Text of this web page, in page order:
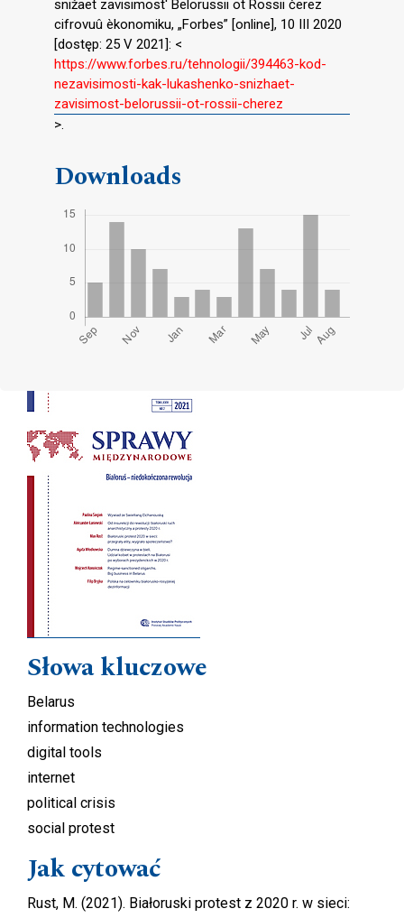
snižaet zavisimost′ Belorussii ot Rossii čerez
cifrovuû èkonomiku, „Forbes” [online], 10 III 2020
[dostęp: 25 V 2021]: <
https://www.forbes.ru/tehnologii/394463-kod-
nezavisimosti-kak-lukashenko-snizhaet-
zavisimost-belorussii-ot-rossii-cherez
>.
Downloads
Cover image
Słowa kluczowe
Belarus
information technologies
digital tools
internet
political crisis
social protest
Jak cytować
Rust, M. (2021). Białoruski protest z 2020 r. w sieci: